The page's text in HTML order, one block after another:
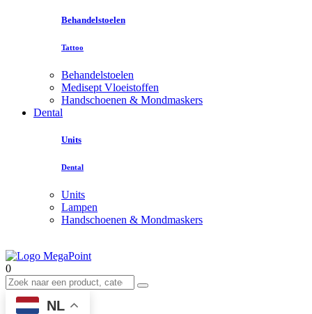
Behandelstoelen
Tattoo
Behandelstoelen
Medisept Vloeistoffen
Handschoenen & Mondmaskers
Dental
Units
Dental
Units
Lampen
Handschoenen & Mondmaskers
0
NL